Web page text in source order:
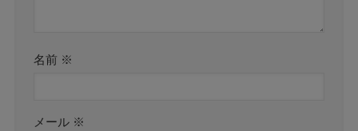
名前 ※
メール ※